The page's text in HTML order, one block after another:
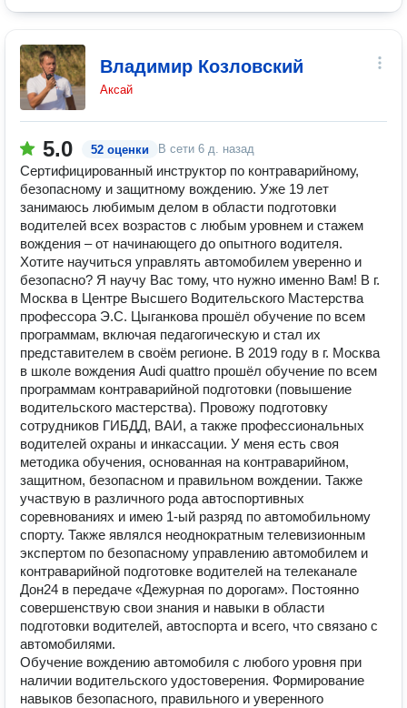
Владимир Козловский
Аксай
5.0 52 оценки В сети 6 д. назад
Сертифицированный инструктор по контраварийному,
безопасному и защитному вождению. Уже 19 лет
занимаюсь любимым делом в области подготовки
водителей всех возрастов с любым уровнем и стажем
вождения – от начинающего до опытного водителя.
Хотите научиться управлять автомобилем уверенно и
безопасно? Я научу Вас тому, что нужно именно Вам! В г.
Москва в Центре Высшего Водительского Мастерства
профессора Э.С. Цыганкова прошёл обучение по всем
программам, включая педагогическую и стал их
представителем в своём регионе. В 2019 году в г. Москва
в школе вождения Audi quattro прошёл обучение по всем
программам контраварийной подготовки (повышение
водительского мастерства). Провожу подготовку
сотрудников ГИБДД, ВАИ, а также профессиональных
водителей охраны и инкассации. У меня есть своя
методика обучения, основанная на контраварийном,
защитном, безопасном и правильном вождении. Также
участвую в различного рода автоспортивных
соревнованиях и имею 1-ый разряд по автомобильному
спорту. Также являлся неоднократным телевизионным
экспертом по безопасному управлению автомобилем и
контраварийной подготовке водителей на телеканале
Дон24 в передаче «Дежурная по дорогам». Постоянно
совершенствую свои знания и навыки в области
подготовки водителей, автоспорта и всего, что связано с
автомобилями.
Обучение вождению автомобиля с любого уровня при
наличии водительского удостоверения. Формирование
навыков безопасного, правильного и уверенного